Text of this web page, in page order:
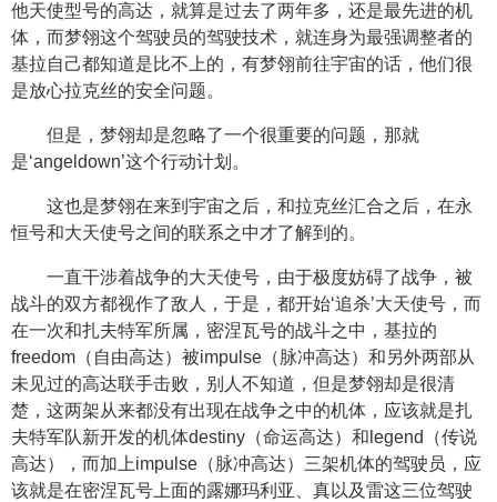
他天使型号的高达，就算是过去了两年多，还是最先进的机
体，而梦翎这个驾驶员的驾驶技术，就连身为最强调整者的
基拉自己都知道是比不上的，有梦翎前往宇宙的话，他们很
是放心拉克丝的安全问题。
但是，梦翎却是忽略了一个很重要的问题，那就
是‘angeldown’这个行动计划。
这也是梦翎在来到宇宙之后，和拉克丝汇合之后，在永
恒号和大天使号之间的联系之中才了解到的。
一直干涉着战争的大天使号，由于极度妨碍了战争，被
战斗的双方都视作了敌人，于是，都开始‘追杀’大天使号，而
在一次和扎夫特军所属，密涅瓦号的战斗之中，基拉的
freedom（自由高达）被impulse（脉冲高达）和另外两部从
未见过的高达联手击败，别人不知道，但是梦翎却是很清
楚，这两架从来都没有出现在战争之中的机体，应该就是扎
夫特军队新开发的机体destiny（命运高达）和legend（传说
高达），而加上impulse（脉冲高达）三架机体的驾驶员，应
该就是在密涅瓦号上面的露娜玛利亚、真以及雷这三位驾驶